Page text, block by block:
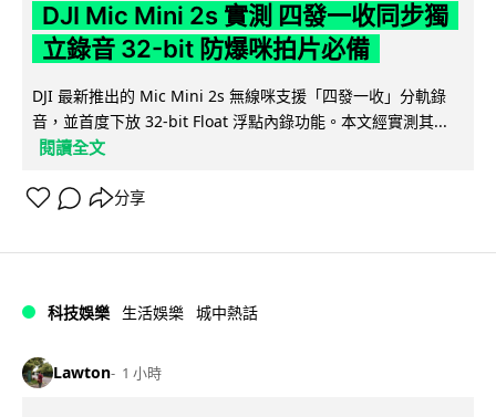
DJI Mic Mini 2s 實測 四發一收同步獨
立錄音 32-bit 防爆咪拍片必備
DJI 最新推出的 Mic Mini 2s 無線咪支援「四發一收」分軌錄
音，並首度下放 32-bit Float 浮點內錄功能。本文經實測其...
閱讀全文
分享
科技娛樂 生活娛樂 城中熱話
Lawton 1 小時